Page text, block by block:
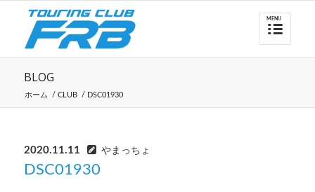
BLOG
ホーム / CLUB / DSC01930
2020.11.11 やまっちょ
DSC01930